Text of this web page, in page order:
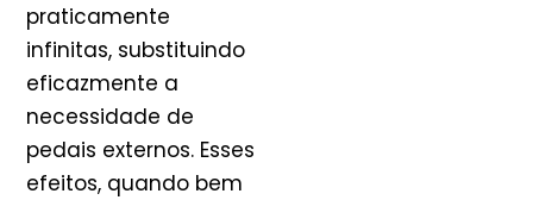
praticamente
infinitas, substituindo
eficazmente a
necessidade de
pedais externos. Esses
efeitos, quando bem